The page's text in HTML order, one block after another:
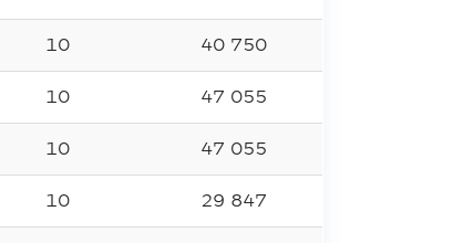
10 40 750
10 47 055
10 47 055
10 29 847